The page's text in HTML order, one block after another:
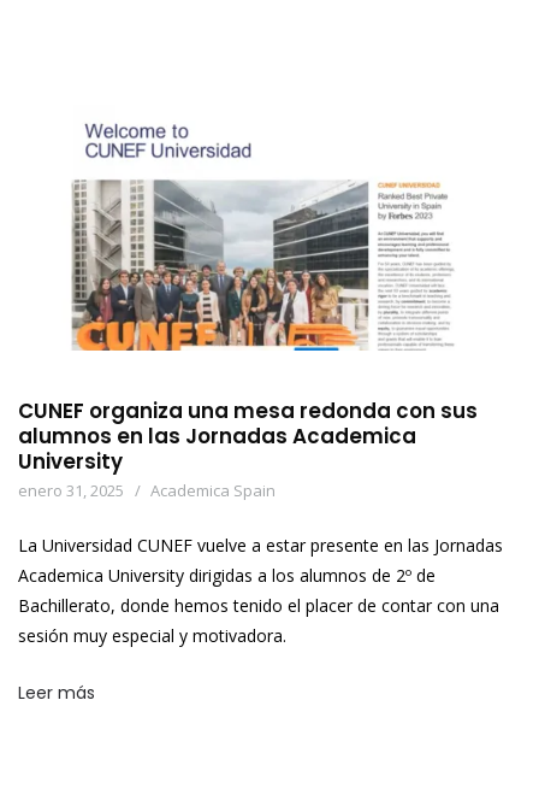
CUNEF organiza una mesa redonda con sus
alumnos en las Jornadas Academica
University
enero 31, 2025 Academica Spain
La Universidad CUNEF vuelve a estar presente en las Jornadas
Academica University dirigidas a los alumnos de 2º de
Bachillerato, donde hemos tenido el placer de contar con una
sesión muy especial y motivadora.
Leer más